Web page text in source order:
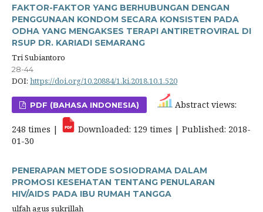
FAKTOR-FAKTOR YANG BERHUBUNGAN DENGAN
PENGGUNAAN KONDOM SECARA KONSISTEN PADA
ODHA YANG MENGAKSES TERAPI ANTIRETROVIRAL DI
RSUP DR. KARIADI SEMARANG
Tri Subiantoro
28-44
DOI: https://doi.org/10.20884/1.ki.2018.10.1.520
PDF (BAHASA INDONESIA) Abstract views:
248 times |
Downloaded: 129 times | Published: 2018-
01-30
PENERAPAN METODE SOSIODRAMA DALAM
PROMOSI KESEHATAN TENTANG PENULARAN
HIV/AIDS PADA IBU RUMAH TANGGA
ulfah agus sukrillah